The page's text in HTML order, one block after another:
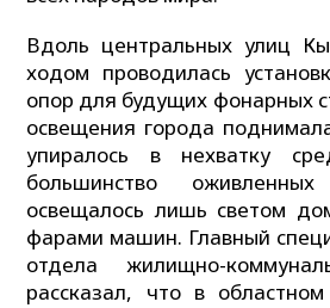
Вдоль центральных улиц
ходом проводилась
опор для будущих фонарных
освещения города
упиралось в нехватку
большинство
освещалось лишь светом
фарами машин. Главный
отдела жилищно-
рассказал, что в